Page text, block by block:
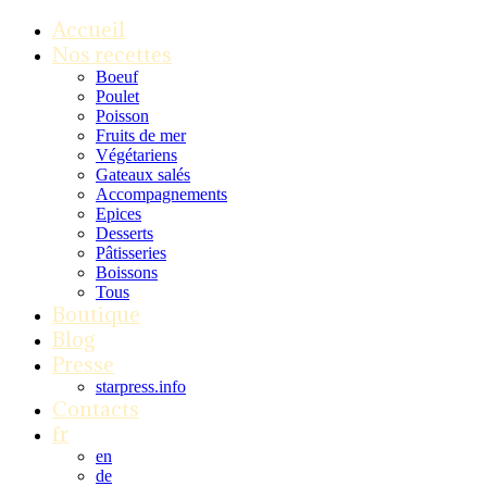
Accueil
Nos recettes
Boeuf
Poulet
Poisson
Fruits de mer
Végétariens
Gateaux salés
Accompagnements
Epices
Desserts
Pâtisseries
Boissons
Tous
Boutique
Blog
Presse
starpress.info
Contacts
fr
en
de